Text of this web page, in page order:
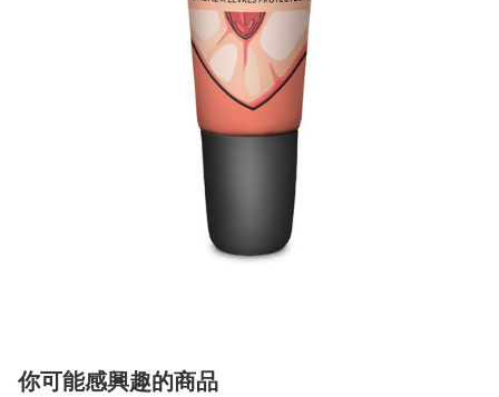
你可能感興趣的商品